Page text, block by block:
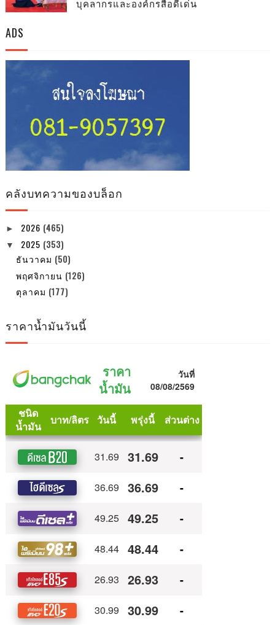
บุคลากรและองค์กรสื่อดีเด่น
ADS
คลังบทความของบล็อก
► 2026 (465)
▼ 2025 (353)
ธันวาคม (50)
พฤศจิกายน (126)
ตุลาคม (177)
ราคาน้ำมันวันนี้